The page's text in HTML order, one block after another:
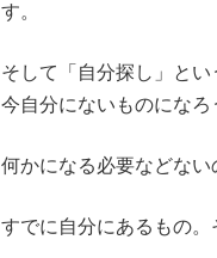
す。
そして「自分探し」と
今自分にないものになろ
何かになる必要などない
すでに自分にあるもの。